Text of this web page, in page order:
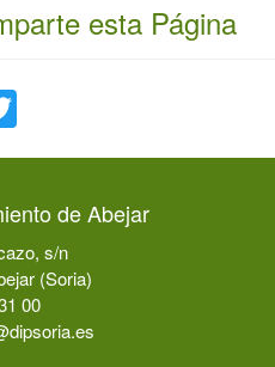
esta Página
de Abejar
s/n
(Soria)
00